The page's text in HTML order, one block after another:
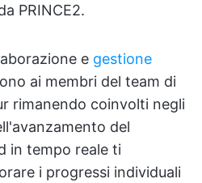
PRINCE2.
e gestione
ai membri del team di
rimanendo coinvolti negli
del
in tempo reale ti
i progressi individuali